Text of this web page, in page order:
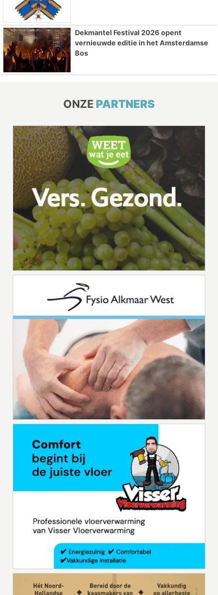
Dekmantel Festival 2026 opent
vernieuwde editie in het Amsterdamse
Bos
ONZE PARTNERS